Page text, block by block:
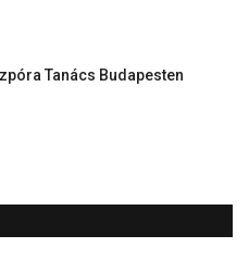
Tanács Budapesten